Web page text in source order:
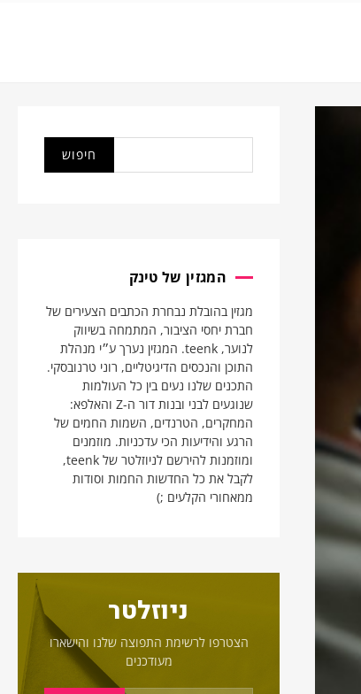
המגזין של טינק
מגזין בהובלת נבחרת הכתבים הצעירים של
חברת יחסי הציבור, המתמחה בשיווק
לנוער, teenk. המגזין נערך ע״י מנהלת
התוכן והנכסים הדיגיטליים, רוני טרנובסקי.
התכנים שלנו נעים בין כל העולמות
שנוגעים לבני ובנות דור ה-Z והאלפא:
המחקרים, הטרנדים, השמות החמים של
הרגע והידיעות הכי עדכניות. מוזמנים
ומוזמנות להירשם לניוזלטר של teenk,
לקבל את כל החדשות החמות וסודות
ממאחורי הקלעים ;)
ניוזלטר
הצטרפו לרשימת התפוצה שלנו והישארו
מעודכנים